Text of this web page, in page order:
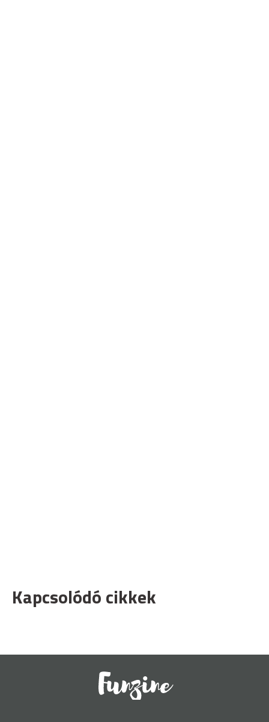
Kapcsolódó cikkek